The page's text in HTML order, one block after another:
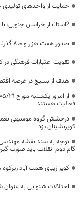
حمایت از واحدهای
?استاندار خراسان جنوبی:
صدور هفت هزار و ۸۰۰ گذرنامه زیارتی در خراسان جنوبی
تقویت اعتبارات فرهنگی
هدف از بسیج در عرصه
فعالیت هستند
درخشش گروه موسیقی نغمه
کویرنشینان یزد
توجه به سند نقشه
گام دوم انقلاب باید صورت
کویر زیبای همت آباد
اختلالات شنوایی به